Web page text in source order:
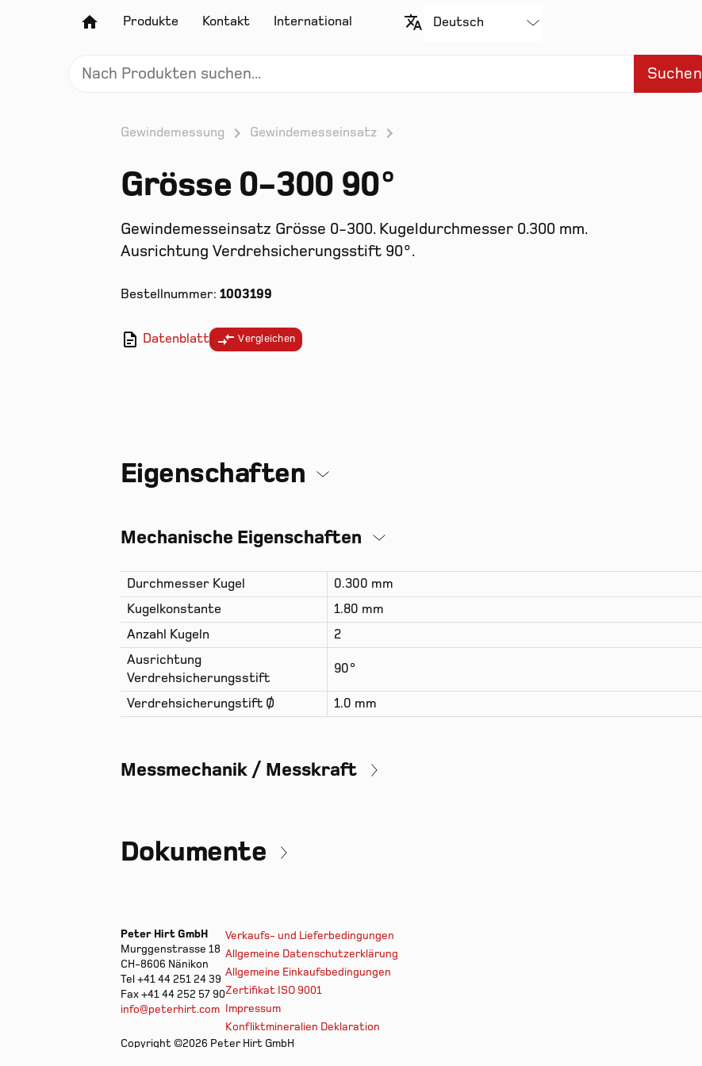
Produkte Kontakt International
Suchen
Gewindemessung Gewindemesseinsatz
Grösse 0-300 90°
Gewindemesseinsatz Grösse 0-300. Kugeldurchmesser 0.300 mm.
Ausrichtung Verdrehsicherungsstift 90°.
Bestellnummer: 1003199
Datenblatt Vergleichen
Eigenschaften
Mechanische Eigenschaften
Durchmesser Kugel
0.300 mm
Kugelkonstante
1.80 mm
Anzahl Kugeln
2
Ausrichtung
Verdrehsicherungsstift
90°
Verdrehsicherungstift Ø 1.0 mm
Messmechanik / Messkraft
Dokumente
Peter Hirt GmbH
Murggenstrasse 18
CH-8606 Nänikon
Tel +41 44 251 24 39
Fax +41 44 252 57 90
info@peterhirt.com
Verkaufs- und Lieferbedingungen
Allgemeine Datenschutzerklärung
Allgemeine Einkaufsbedingungen
Zertifikat ISO 9001
Impressum
Konfliktmineralien Deklaration
Copyright ©2026 Peter Hirt GmbH